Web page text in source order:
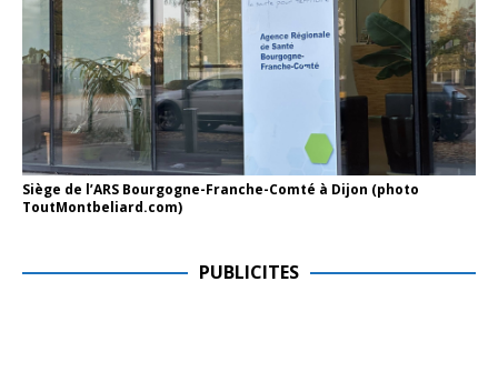
Siège de l’ARS Bourgogne-Franche-Comté à Dijon (photo
ToutMontbeliard.com)
PUBLICITES